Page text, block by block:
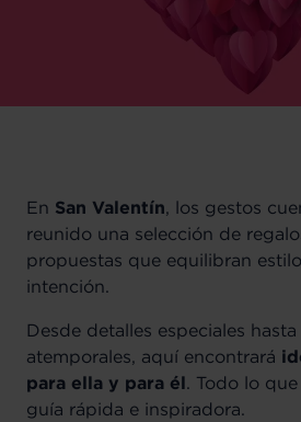
En San Valentín, los gestos
reunido una selección de
propuestas que equilibran
intención.
Desde detalles especiales
atemporales, aquí encontrará
para ella y para él. Todo lo
guía rápida e inspiradora.